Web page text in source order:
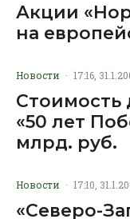
Акции
на
Новости · 17:16,
Стоимость
«50 лет
млрд. руб.
Новости · 17:10,
«Северо-